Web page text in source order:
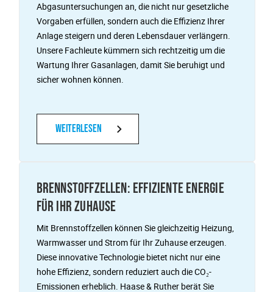
Abgasuntersuchungen an, die nicht nur gesetzliche
Vorgaben erfüllen, sondern auch die Effizienz Ihrer
Anlage steigern und deren Lebensdauer verlängern.
Unsere Fachleute kümmern sich rechtzeitig um die
Wartung Ihrer Gasanlagen, damit Sie beruhigt und
sicher wohnen können.
Weiterlesen
BRENNSTOFFZELLEN: EFFIZIENTE ENERGIE
FÜR IHR ZUHAUSE
Mit Brennstoffzellen können Sie gleichzeitig Heizung,
Warmwasser und Strom für Ihr Zuhause erzeugen.
Diese innovative Technologie bietet nicht nur eine
hohe Effizienz, sondern reduziert auch die CO₂-
Emissionen erheblich. Haase & Ruther berät Sie